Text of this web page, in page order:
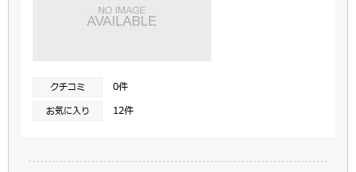
クチコミ 0件
お気に入り 12件